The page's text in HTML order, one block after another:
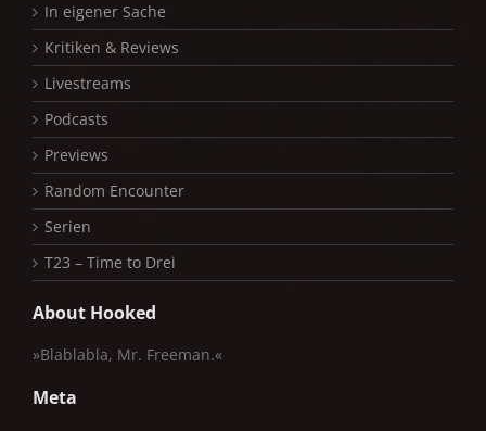
In eigener Sache
Kritiken & Reviews
Livestreams
Podcasts
Previews
Random Encounter
Serien
T23 – Time to Drei
About Hooked
»Blablabla, Mr. Freeman.«
Meta